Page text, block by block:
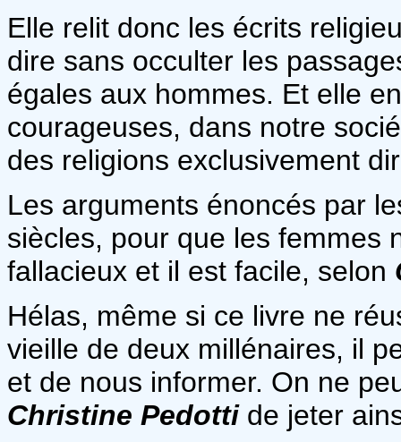
Elle relit donc les écrits
dire sans occulter les
égales aux hommes. Et elle
courageuses, dans notre
des religions exclusivement
Les arguments énoncés par
siècles, pour que les femmes
fallacieux et il est facile, selon
Hélas, même si ce livre ne
vieille de deux millénaires, il
et de nous informer. On ne
Christine Pedottide jeter